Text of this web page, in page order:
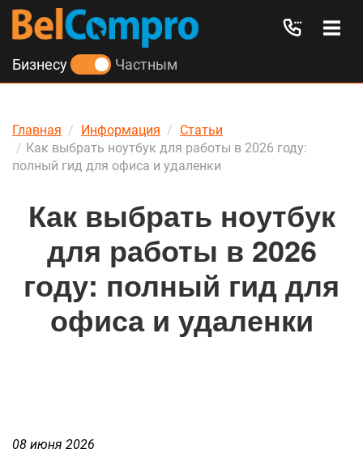
Бизнесу Частным
Главная Информация
Статьи
Как выбрать ноутбук для работы в 2026 году:
полный гид для офиса и удаленки
Как выбрать ноутбук
для работы в 2026
году: полный гид для
офиса и удаленки
08 июня 2026